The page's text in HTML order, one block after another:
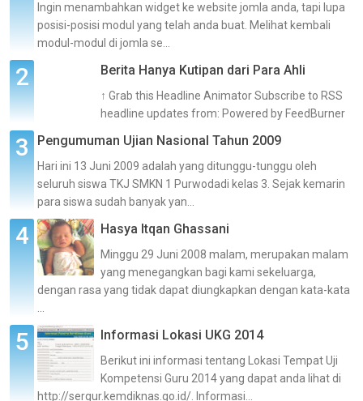
Ingin menambahkan widget ke website jomla anda, tapi lupa
posisi-posisi modul yang telah anda buat. Melihat kembali
modul-modul di jomla se...
Berita Hanya Kutipan dari Para Ahli
↑ Grab this Headline Animator Subscribe to RSS
headline updates from: Powered by FeedBurner
Pengumuman Ujian Nasional Tahun 2009
Hari ini 13 Juni 2009 adalah yang ditunggu-tunggu oleh
seluruh siswa TKJ SMKN 1 Purwodadi kelas 3. Sejak kemarin
para siswa sudah banyak yan...
Hasya Itqan Ghassani
Minggu 29 Juni 2008 malam, merupakan malam
yang menegangkan bagi kami sekeluarga,
dengan rasa yang tidak dapat diungkapkan dengan kata-kata
...
Informasi Lokasi UKG 2014
Berikut ini informasi tentang Lokasi Tempat Uji
Kompetensi Guru 2014 yang dapat anda lihat di
http://sergur.kemdiknas.go.id/. Informasi...